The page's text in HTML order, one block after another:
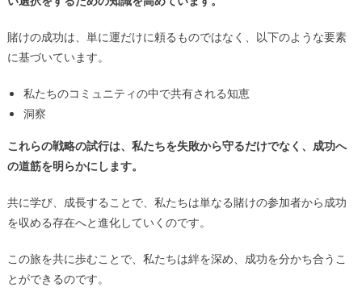
賭けの成功は、単に運だけに頼るものではなく、以下のような要素
に基づいています。
私たちのコミュニティの中で共有される知恵
洞察
これらの戦略の試行は、私たちを失敗から守るだけでなく、成功へ
の道筋を明らかにします。
共に学び、成長することで、私たちは単なる賭けの参加者から成功
を収める存在へと進化していくのです。
この旅を共に歩むことで、私たちは絆を深め、成功を分かち合うこ
とができるのです。